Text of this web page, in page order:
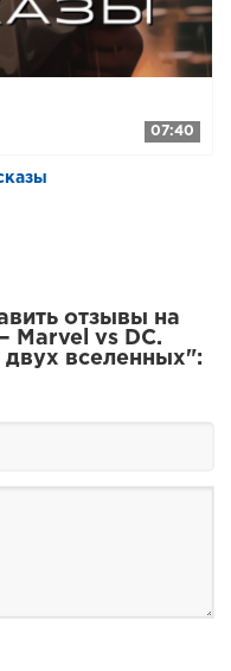
07:40
отзывы на
Marvel vs DC.
двух вселенных":